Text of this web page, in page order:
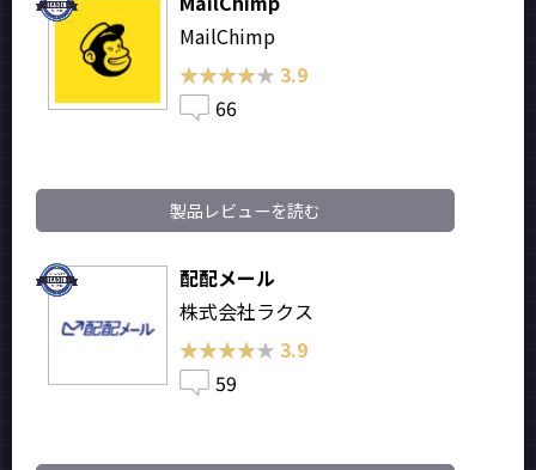
MailChimp
★★★★★
★★★★★ 3.9
66
製品レビューを読む
配配メール
株式会社ラクス
★★★★★
★★★★★ 3.9
59